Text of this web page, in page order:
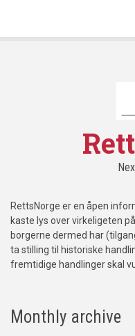
RettsNorge er en åpen
kaste lys over virkeligeten
borgerne dermed har
ta stilling til historiske
fremtidige handlinger skal
Monthly archive